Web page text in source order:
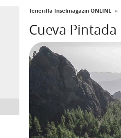
Teneriffa Inselmagazin ONLINE ►
Cueva Pintada